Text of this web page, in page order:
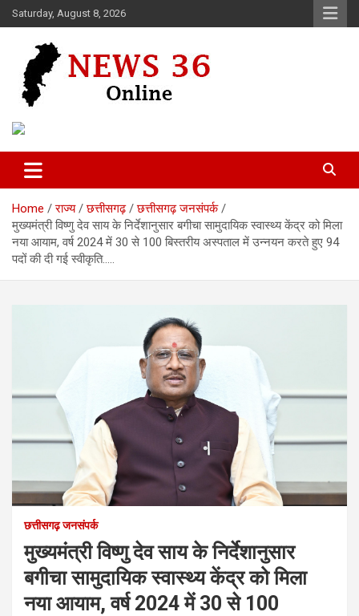
Skip
to
Saturday, August 8, 2026
News 36
Home राज्य छत्तीसगढ़
छत्तीसगढ़ जनसंपर्क
मुख्यमंत्री विष्णु देव साय के निर्देशानुसार बगीचा सामुदायिक स्वास्थ्य केंद्र को मिला
नया आयाम, वर्ष 2024 में 30 से 100 बिस्तरीय अस्पताल में उन्नयन करते हुए 94
पदों की दी गई स्वीकृति…..
छत्तीसगढ़ जनसंपर्क
मुख्यमंत्री विष्णु देव साय के निर्देशानुसार
बगीचा सामुदायिक स्वास्थ्य केंद्र को मिला
नया आयाम, वर्ष 2024 में 30 से 100